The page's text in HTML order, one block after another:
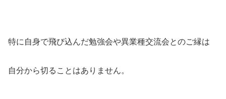
特に自身で飛び込んだ勉強会や異業種交流会とのご縁は
自分から切ることはありません。